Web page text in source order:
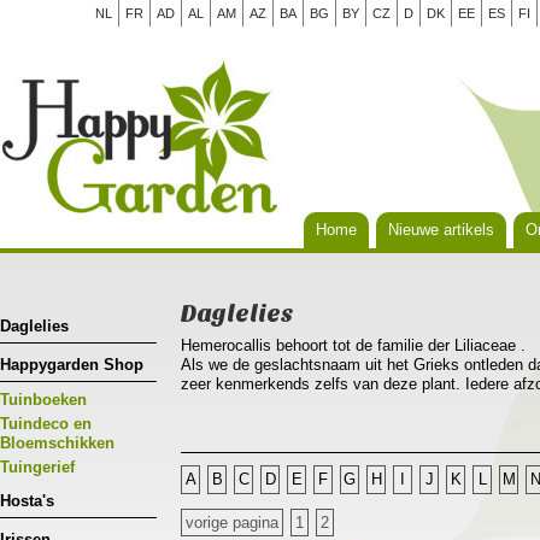
NL FR AD AL AM AZ BA BG BY CZ D DK EE ES FI
Home Nieuwe artikels
Daglelies
Happygarden Shop
Tuinboeken
Tuindeco en
Bloemschikken
Tuingerief
Hosta's
Daglelies
Hemerocallis behoort tot de familie der Liliaceae .
Als we de geslachtsnaam uit het Grieks ontleden
zeer kenmerkends zelfs van deze plant. Iedere
bossen van lijnvormige bladeren die sierlijk
sierwaarde met zijn heldergroen licht glanzend blad.
Hemerocallis is een plant die je tussen andere
A B C D E F G H J K L M N
vorige pagina 1 2